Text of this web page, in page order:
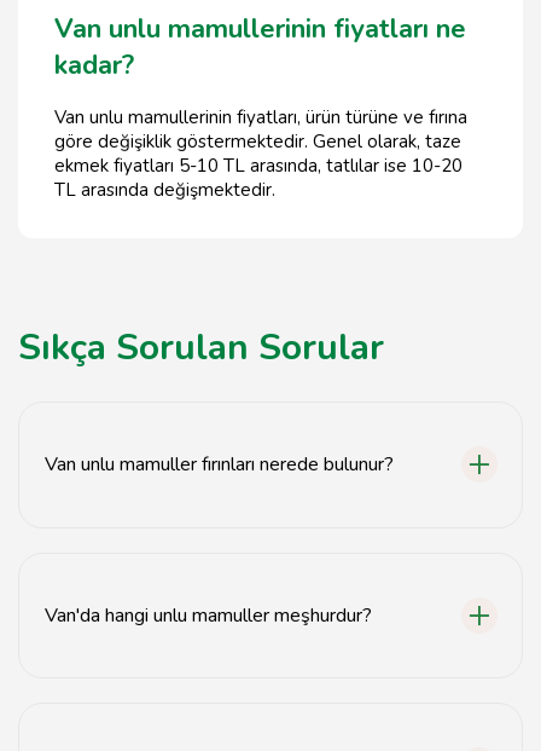
Van unlu mamullerinin fiyatları ne
kadar?
Van unlu mamullerinin fiyatları, ürün türüne ve fırına
göre değişiklik göstermektedir. Genel olarak, taze
ekmek fiyatları 5-10 TL arasında, tatlılar ise 10-20
TL arasında değişmektedir.
Sıkça Sorulan Sorular
Van unlu mamuller fırınları nerede bulunur?
Van'da hangi unlu mamuller meşhurdur?